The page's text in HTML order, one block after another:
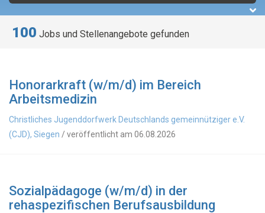
100 Jobs und Stellenangebote gefunden
Honorarkraft (w/m/d) im Bereich
Arbeitsmedizin
Christliches Jugenddorfwerk Deutschlands gemeinnütziger e.V.
(CJD), Siegen / veröffentlicht am 06.08.2026
Sozialpädagoge (w/m/d) in der
rehaspezifischen Berufsausbildung